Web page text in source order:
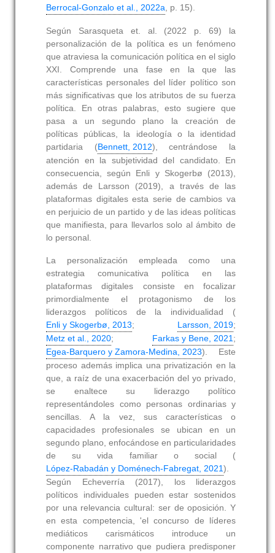
Berrocal-Gonzalo et al., 2022a , p. 15).
Según Sarasqueta et. al. (2022 p. 69) la
personalización de la política es un fenómeno
que atraviesa la comunicación política en el siglo
XXI. Comprende una fase en la que las
características personales del líder político son
más significativas que los atributos de su fuerza
política. En otras palabras, esto sugiere que
pasa a un segundo plano la creación de
políticas públicas, la ideología o la identidad
partidaria (Bennett, 2012), centrándose la
atención en la subjetividad del candidato. En
consecuencia, según Enli y Skogerbø (2013),
además de Larsson (2019), a través de las
plataformas digitales esta serie de cambios va
en perjuicio de un partido y de las ideas políticas
que manifiesta, para llevarlos solo al ámbito de
lo personal.
La personalización empleada como una
estrategia comunicativa política en las
plataformas digitales consiste en focalizar
primordialmente el protagonismo de los
liderazgos políticos de la individualidad (
Enli y Skogerbø, 2013; Larsson, 2019;
Metz et al., 2020; Farkas y Bene, 2021 ;
Egea-Barquero y Zamora-Medina, 2023). Este
proceso además implica una privatización en la
que, a raíz de una exacerbación del yo privado,
se enaltece su liderazgo político
representándoles como personas ordinarias y
sencillas. A la vez, sus características o
capacidades profesionales se ubican en un
segundo plano, enfocándose en particularidades
de su vida familiar o social (
López-Rabadán y Doménech-Fabregat, 2021).
Según Echeverría (2017), los liderazgos
políticos individuales pueden estar sostenidos
por una relevancia cultural: ser de oposición. Y
en esta competencia, 'el concurso de líderes
mediáticos carismáticos introduce un
componente narrativo que pudiera predisponer